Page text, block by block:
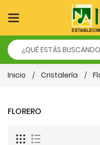
Inicio Cristalería
FLORERO